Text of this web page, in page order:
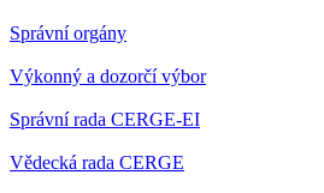
Správní orgány
Výkonný a dozorčí výbor
Správní rada CERGE-EI
Vědecká rada CERGE